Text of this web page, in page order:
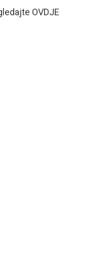
OVDJE